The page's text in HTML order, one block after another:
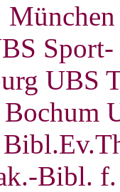
UBS
Bochum
Bibl.